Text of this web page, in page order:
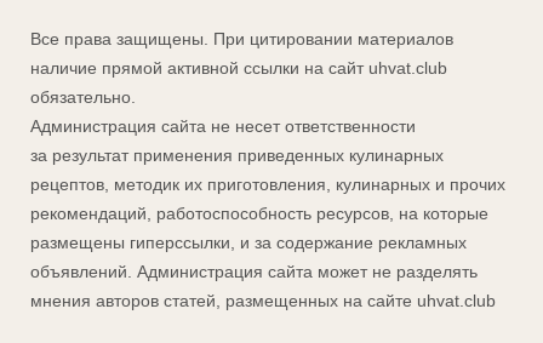
Все права защищены. При цитировании материалов
наличие прямой активной ссылки на сайт uhvat.club
обязательно.
Администрация сайта не несет ответственности
за результат применения приведенных кулинарных
рецептов, методик их приготовления, кулинарных и прочих
рекомендаций, работоспособность ресурсов, на которые
размещены гиперссылки, и за содержание рекламных
объявлений. Администрация сайта может не разделять
мнения авторов статей, размещенных на сайте uhvat.club